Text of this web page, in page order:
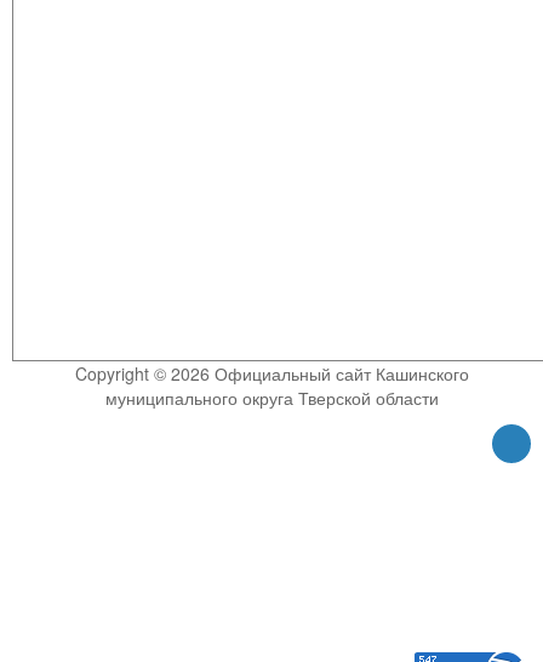
Copyright © 2026 Официальный сайт Кашинского
муниципального округа Тверской области